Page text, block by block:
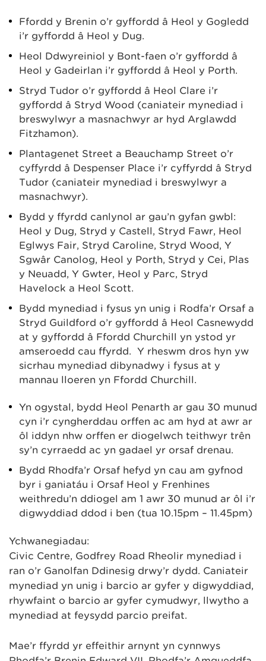
Ffordd y Brenin o’r gyffordd â Heol y Gogledd
i’r gyffordd â Heol y Dug.
Heol Ddwyreiniol y Bont-faen o’r gyffordd â
Heol y Gadeirlan i’r gyffordd â Heol y Porth.
Stryd Tudor o’r gyffordd â Heol Clare i’r
gyffordd â Stryd Wood (caniateir mynediad i
breswylwyr a masnachwyr ar hyd Arglawdd
Fitzhamon).
Plantagenet Street a Beauchamp Street o’r
cyffyrdd â Despenser Place i’r cyffyrdd â Stryd
Tudor (caniateir mynediad i breswylwyr a
masnachwyr).
Bydd y ffyrdd canlynol ar gau’n gyfan gwbl:
Heol y Dug, Stryd y Castell, Stryd Fawr, Heol
Eglwys Fair, Stryd Caroline, Stryd Wood, Y
Sgwâr Canolog, Heol y Porth, Stryd y Cei, Plas
y Neuadd, Y Gwter, Heol y Parc, Stryd
Havelock a Heol Scott.
Bydd mynediad i fysus yn unig i Rodfa’r Orsaf a
Stryd Guildford o’r gyffordd â Heol Casnewydd
at y gyffordd â Ffordd Churchill yn ystod yr
amseroedd cau ffyrdd. Y rheswm dros hyn yw
sicrhau mynediad dibynadwy i fysus at y
mannau lloeren yn Ffordd Churchill.
Yn ogystal, bydd Heol Penarth ar gau 30 munud
cyn i’r cyngherddau orffen ac am hyd at awr ar
ôl iddyn nhw orffen er diogelwch teithwyr trên
sy’n cyrraedd ac yn gadael yr orsaf drenau.
Bydd Rhodfa’r Orsaf hefyd yn cau am gyfnod
byr i ganiatáu i Orsaf Heol y Frenhines
weithredu’n ddiogel am 1 awr 30 munud ar ôl i’r
digwyddiad ddod i ben (tua 10.15pm – 11.45pm)
Ychwanegiadau:
Civic Centre, Godfrey Road Rheolir mynediad i
ran o’r Ganolfan Ddinesig drwy’r dydd. Caniateir
mynediad yn unig i barcio ar gyfer y digwyddiad,
rhywfaint o barcio ar gyfer cymudwyr, llwytho a
mynediad at feysydd parcio preifat.
Mae’r ffyrdd yr effeithir arnynt yn cynnwys